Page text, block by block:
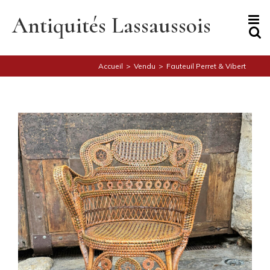
content
Antiquités Lassaussois
Accueil > Vendu > Fauteuil Perret & Vibert